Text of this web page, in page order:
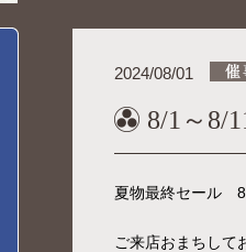
2024/08/01
8/1～8/
夏物最終セール
ご来店おまちして